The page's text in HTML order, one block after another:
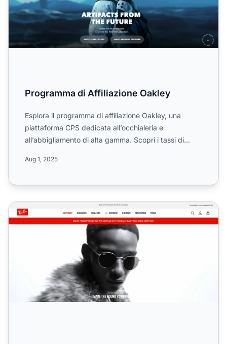
Programma di Affiliazione Oakley
Esplora il programma di affiliazione Oakley, una
piattaforma CPS dedicata all’occhialeria e
all’abbigliamento di alta gamma. Scopri i tassi di
Aug 1, 2025
Programma di Affiliazione Ray-Ban